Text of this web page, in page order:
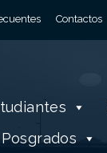
Contactos
Posgrados